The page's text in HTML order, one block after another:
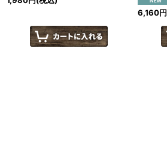
6,160円